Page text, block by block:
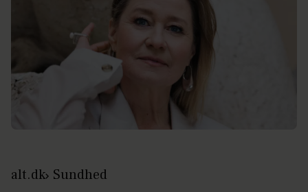
alt.dk Sundhed